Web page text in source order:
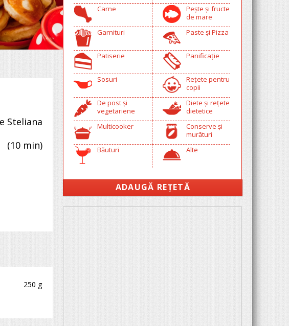
Steliana
(10 min)
250 g
Carne
Pește și fructe
de mare
Garnituri
Paste și Pizza
Patiserie Panificație
Sosuri
Rețete pentru
copii
De post și
vegetariene
Diete și rețete
dietetice
Multicooker
Conserve și
murături
Băuturi
Alte
ADAUGĂ REȚETĂ